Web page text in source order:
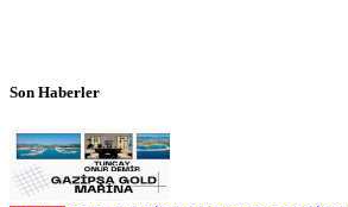
Son Haberler